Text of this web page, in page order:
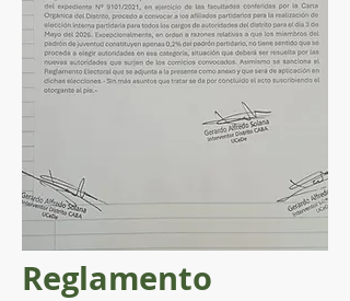
Reglamento